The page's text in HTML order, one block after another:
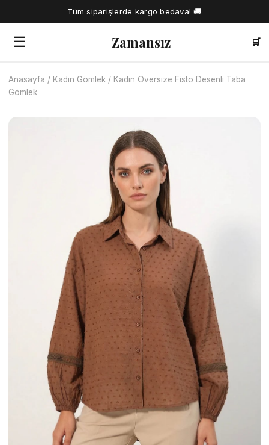
Tüm siparişlerde kargo bedava! 🚚
☰ Zamansız 🛒
🔍
Tüm Ürünler
Kadın İkili Takım
Kadın Ceket
Kadın Pantolon
Anasayfa / Kadın Gömlek / Kadın Oversize Fisto Desenli Taba
Gömlek